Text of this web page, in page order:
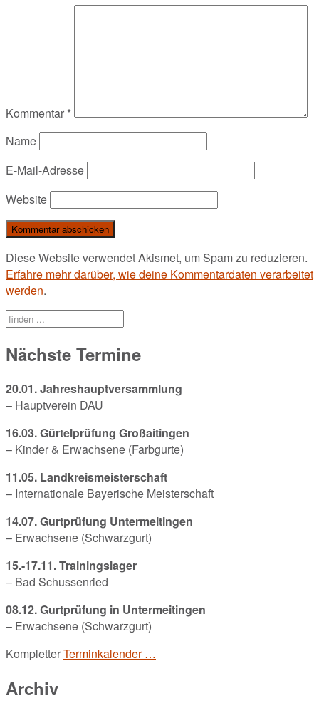
Kommentar *
Name
E-Mail-Adresse
Website
Diese Website verwendet Akismet, um Spam zu reduzieren.
Erfahre mehr darüber, wie deine Kommentardaten verarbeitet
werden.
Nächste Termine
20.01. Jahreshauptversammlung
– Hauptverein DAU
16.03. Gürtelprüfung Großaitingen
– Kinder & Erwachsene (Farbgurte)
11.05. Landkreismeisterschaft
– Internationale Bayerische Meisterschaft
14.07. Gurtprüfung Untermeitingen
– Erwachsene (Schwarzgurt)
15.-17.11. Trainingslager
– Bad Schussenried
08.12. Gurtprüfung in Untermeitingen
– Erwachsene (Schwarzgurt)
KompletterTerminkalender …
Archiv